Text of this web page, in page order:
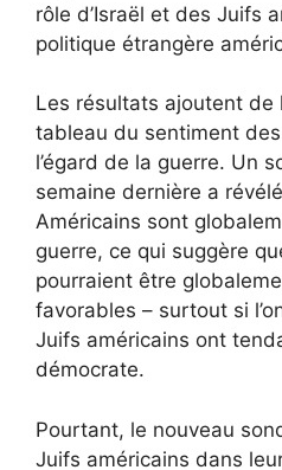
rôle d’Israël et des Juifs
politique étrangère
Les résultats ajoutent de
tableau du sentiment
l’égard de la guerre. Un
semaine dernière a
Américains sont
guerre, ce qui suggère
pourraient être
favorables – surtout si
Juifs américains ont
démocrate.
Pourtant, le nouveau
Juifs américains dans